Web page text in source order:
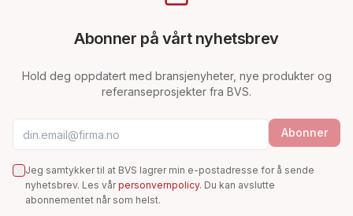
Abonner på vårt nyhetsbrev
Hold deg oppdatert med bransjenyheter, nye produkter og
referanseprosjekter fra BVS.
E-postadresse Abonner
Jeg samtykker til at BVS lagrer min e-postadresse for å sende
nyhetsbrev. Les vår personvernpolicy. Du kan avslutte
abonnementet når som helst.